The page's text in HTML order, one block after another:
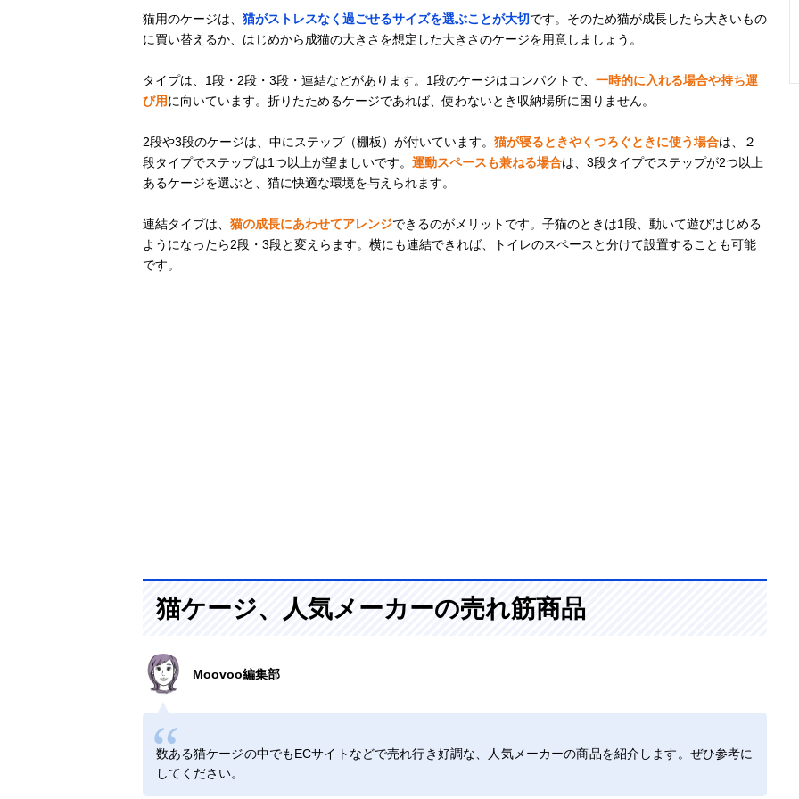
ォート ミニHi
マ(IRIS
OHYAMA) 隠れ
ドケージ スリ
ム PKC-600
すぐる隠れ家付
き
55.5×高さ
153cm（扉外ロ
ク耐荷重
製 デザイナー
ズ猫ケージ 3段
じみやすいおし
ゃれなデザイン
57.5×高さ
185cm
20kg
猫用のケージは、 猫がストレスなく過ごせるサイズを選ぶことが大切です。そのため猫が成長したら大きいもの
に買い替えるか、はじめから成猫の大きさを想定した大きさのケージを用意しましょう。
タイプは、1段・2段・3段・連結などがあります。1段のケージはコンパクトで、 一時的に入れる場合や持ち運
び用に向いています。折りたためるケージであれば、使わないとき収納場所に困りません。
2段や3段のケージは、中にステップ（棚板）が付いています。 猫が寝るときやくつろぐときに使う場合は、２
段タイプでステップは1つ以上が望ましいです。 運動スペースも兼ねる場合は、3段タイプでステップが2つ以上
あるケージを選ぶと、猫に快適な環境を与えられます。
連結タイプは、 猫の成長にあわせてアレンジできるのがメリットです。子猫のときは1段、動いて遊びはじめる
ようになったら2段・3段と変えらます。横にも連結できれば、トイレのスペースと分けて設置することも可能
です。
猫ケージ、人気メーカーの売れ筋商品
Moovoo編集部
数ある猫ケージの中でもECサイトなどで売れ行き好調な、人気メーカーの商品を紹介します。ぜひ参考に
してください。